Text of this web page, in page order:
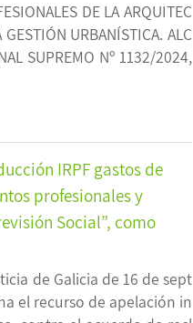
DE LA ARQUITEC
URBANÍSTICA. ALC
SUPREMO Nº 1132/2024,
IRPF gastos de
profesionales y
Social”, como
de Galicia de 16 de sept
el recurso de apelación in